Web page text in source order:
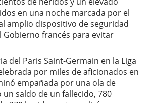
en una noche marcada por el
amplio dispositivo de seguridad
Gobierno francés para evitar
del Paris Saint-Germain en la Liga
por miles de aficionados en
empañada por una ola de
saldo de un fallecido, 780